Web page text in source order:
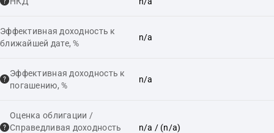
Эффективная доходность к
ближайшей дате, %
n/a
Эффективная доходность к
погашению, %
n/a
Оценка облигации /
Справедливая доходность
n/a / (n/a)